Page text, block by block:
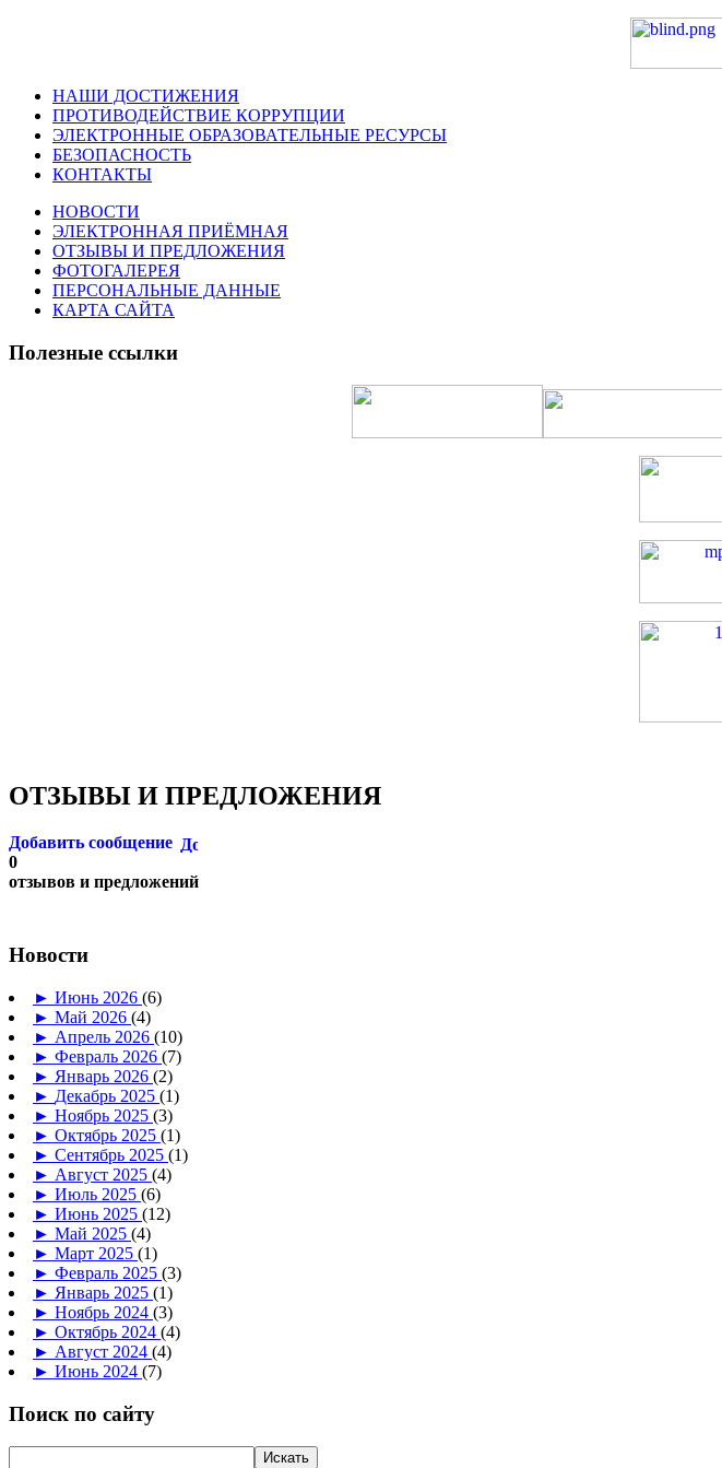
НАШИ ДОСТИЖЕНИЯ
ПРОТИВОДЕЙСТВИЕ КОРРУПЦИИ
ЭЛЕКТРОННЫЕ ОБРАЗОВАТЕЛЬНЫЕ РЕСУРСЫ
БЕЗОПАСНОСТЬ
КОНТАКТЫ
НОВОСТИ
ЭЛЕКТРОННАЯ ПРИЁМНАЯ
ОТЗЫВЫ И ПРЕДЛОЖЕНИЯ
ФОТОГАЛЕРЕЯ
ПЕРСОНАЛЬНЫЕ ДАННЫЕ
КАРТА САЙТА
Полезные ссылки
ОТЗЫВЫ И ПРЕДЛОЖЕНИЯ
Добавить сообщение
0
отзывов и предложений
Новости
► Июнь 2026 (6)
► Май 2026 (4)
► Апрель 2026 (10)
► Февраль 2026 (7)
► Январь 2026 (2)
► Декабрь 2025 (1)
► Ноябрь 2025 (3)
► Октябрь 2025 (1)
► Сентябрь 2025 (1)
► Август 2025 (4)
► Июль 2025 (6)
► Июнь 2025 (12)
► Май 2025 (4)
► Март 2025 (1)
► Февраль 2025 (3)
► Январь 2025 (1)
► Ноябрь 2024 (3)
► Октябрь 2024 (4)
► Август 2024 (4)
► Июнь 2024 (7)
Поиск по сайту